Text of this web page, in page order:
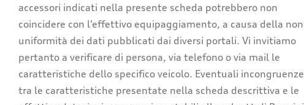
accessori indicati nella presente scheda potrebbero non
coincidere con l’effettivo equipaggiamento, a causa della non
uniformità dei dati pubblicati dai diversi portali. Vi invitiamo
pertanto a verificare di persona, via telefono o via mail le
caratteristiche dello specifico veicolo. Eventuali incongruenze
tra le caratteristiche presentate nella scheda descrittiva e le